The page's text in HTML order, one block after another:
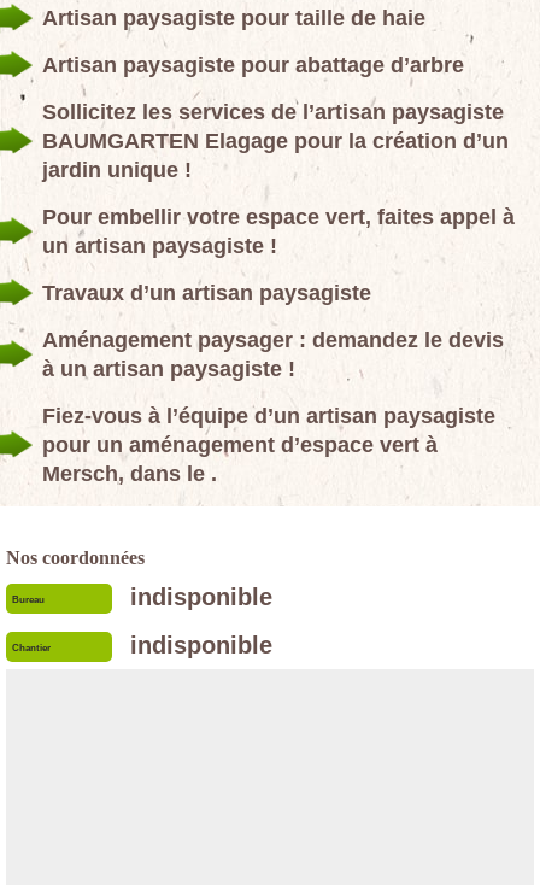
Artisan paysagiste pour taille de haie
Artisan paysagiste pour abattage d’arbre
Sollicitez les services de l’artisan paysagiste
BAUMGARTEN Elagage pour la création d’un
jardin unique !
Pour embellir votre espace vert, faites appel à
un artisan paysagiste !
Travaux d’un artisan paysagiste
Aménagement paysager : demandez le devis
à un artisan paysagiste !
Fiez-vous à l’équipe d’un artisan paysagiste
pour un aménagement d’espace vert à
Mersch, dans le .
Nos coordonnées
Bureau indisponible
Chantier indisponible